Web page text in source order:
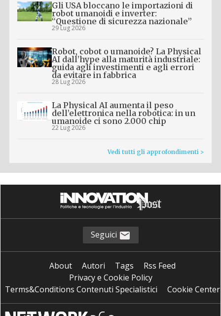
Gli USA bloccano le importazioni di
robot umanoidi e inverter:
“Questione di sicurezza nazionale”
29 Lug 2026
Robot, cobot o umanoide? La Physical
AI dall’hype alla maturità industriale:
guida agli investimenti e agli errori
da evitare in fabbrica
28 Lug 2026
La Physical AI aumenta il peso
dell’elettronica nella robotica: in un
umanoide ci sono 2.000 chip
22 Lug 2026
Vedi tutti gli approfondimenti >
Seguici
About Autori Tags
Rss Feed
Privacy e Cookie Policy
Terms&Conditions Contenuti Specialistici
Cookie Center